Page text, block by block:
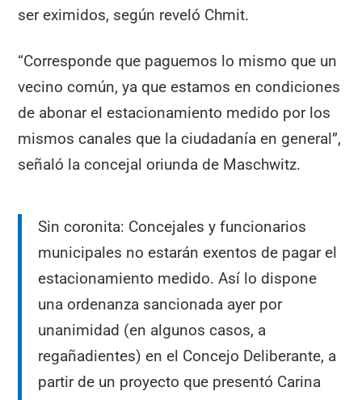
ser eximidos, según reveló Chmit.
“Corresponde que paguemos lo mismo que un
vecino común, ya que estamos en condiciones
de abonar el estacionamiento medido por los
mismos canales que la ciudadanía en general”,
señaló la concejal oriunda de Maschwitz.
Sin coronita: Concejales y funcionarios
municipales no estarán exentos de pagar el
estacionamiento medido. Así lo dispone
una ordenanza sancionada ayer por
unanimidad (en algunos casos, a
regañadientes) en el Concejo Deliberante, a
partir de un proyecto que presentó Carina